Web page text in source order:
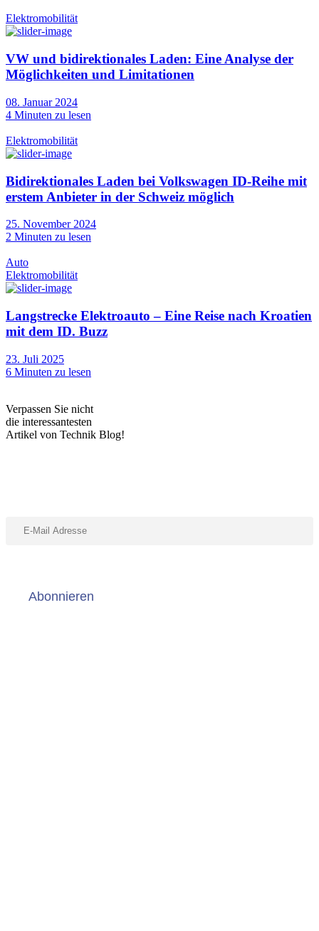
Elektromobilität
VW und bidirektionales Laden: Eine Analyse der
Möglichkeiten und Limitationen
08. Januar 2024
4 Minuten zu lesen
Elektromobilität
Bidirektionales Laden bei Volkswagen ID-Reihe mit
erstem Anbieter in der Schweiz möglich
25. November 2024
2 Minuten zu lesen
Auto
Elektromobilität
Langstrecke Elektroauto – Eine Reise nach Kroatien
mit dem ID. Buzz
23. Juli 2025
6 Minuten zu lesen
Verpassen Sie nicht
die interessantesten
Artikel von Technik Blog!
Abonnieren